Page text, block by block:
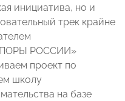
инициатива, но и
трек крайне
РОССИИ»
проект по
школу
на базе